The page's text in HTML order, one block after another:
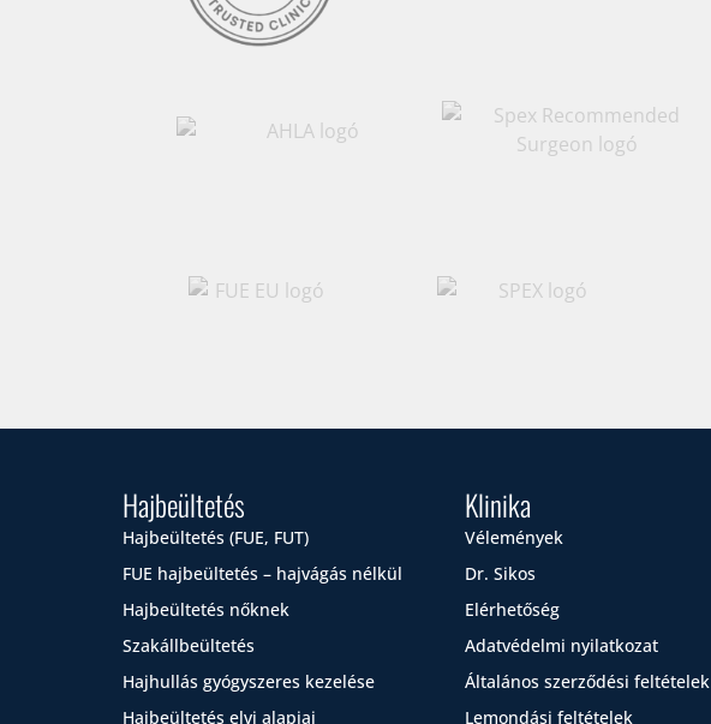
Hajbeültetés
Hajbeültetés (FUE, FUT)
FUE hajbeültetés – hajvágás nélkül
Hajbeültetés nőknek
Szakállbeültetés
Hajhullás gyógyszeres kezelése
Hajbeültetés elvi alapjai
Klinika
Vélemények
Dr. Sikos
Elérhetőség
Adatvédelmi nyilatkozat
Általános szerződési feltételek
Lemondási feltételek